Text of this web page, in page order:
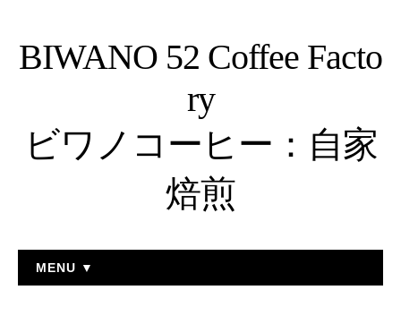
BIWANO 52 Coffee Facto
ry
ビワノコーヒー：自家
焙煎
MENU ▼